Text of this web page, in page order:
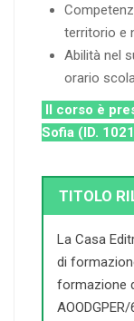
territorio e
Abilità nel
orario
Il corso è
Sofia (ID.
TITOLO
La Casa
di
formazione